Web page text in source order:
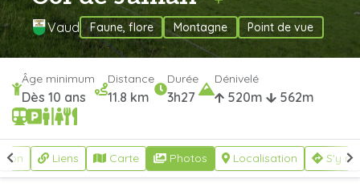
Vaud Faune, flore Montagne Point de vue
Âge minimum
Dès 10 ans
Distance
11.8 km
Durée
3h27
Dénivelé
520m 562m
Liens Carte Photos Localisation S'y